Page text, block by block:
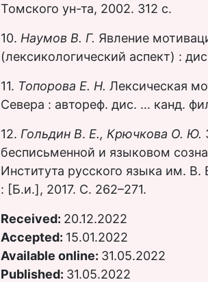
Томского ун-та, 2002. 312 с.
10. Наумов В. Г. Явление
(лексикологический аспект) :
11. Топорова Е. Н. Лексическая
Севера : автореф. дис. … канд.
12. Гольдин В. Е., Крючкова О. Ю.
бесписьменной и языковом
Института русского языка им.
: [Б.и.], 2017. С. 262–271.
Received: 20.12.2022
Accepted: 15.01.2022
Available online: 31.05.2022
Published: 31.05.2022